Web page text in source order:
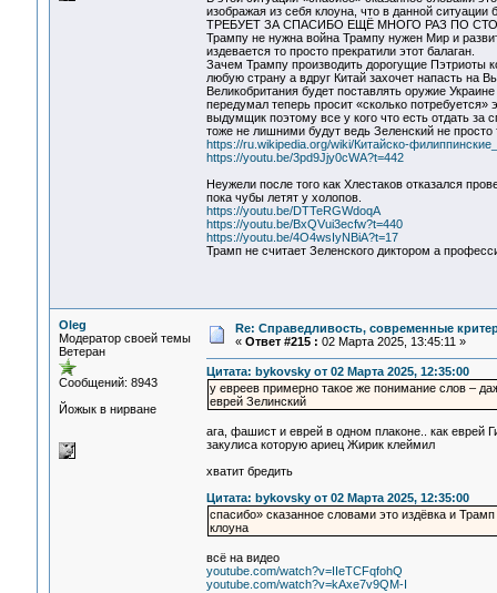
изображая из себя клоуна, что в данной
ТРЕБУЕТ ЗА СПАСИБО ЕЩЁ МНОГО РАЗ ПО
Трампу не нужна война Трампу нужен Мир и
издевается то просто прекратили этот балаган.
Зачем Трампу производить дорогущие Пэтриоты
любую страну а вдруг Китай захочет напасть на
Великобритания будет поставлять оружие
передумал теперь просит «сколько
выдумщик поэтому все у кого что есть отдать за
тоже не лишними будут ведь Зеленский не
https://ru.wikipedia.org/wiki/Китайско-
https://youtu.be/3pd9Jjy0cWA?t=442
Неужели после того как Хлестаков отказался
пока чубы летят у холопов.
https://youtu.be/DTTeRGWdoqA
https://youtu.be/BxQVui3ecfw?t=440
https://youtu.be/4O4wsIyNBiA?t=17
Трамп не считает Зеленского диктором а
Oleg
Модератор своей темы
Ветеран
Сообщений: 8943
Йожык в нирване
Re: Справедливость, современные
« Ответ #215 : 02 Марта 2025, 13:45:11 »
Цитата: bykovsky от 02 Марта 2025, 12:35:00
у евреев примерно такое же понимание слов –
еврей Зелинский
ага, фашист и еврей в одном плаконе.. как еврей
закулиса которую ариец Жирик клеймил
хватит бредить
Цитата: bykovsky от 02 Марта 2025, 12:35:00
спасибо» сказанное словами это издёвка и
клоуна
всё на видео
youtube.com/watch?v=IIeTCFqfohQ
youtube.com/watch?v=kAxe7v9QM-I